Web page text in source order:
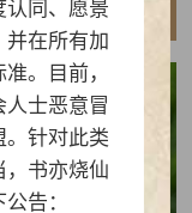
认同、愿景
并在所有加
。目前，
人士恶意冒
。针对此类
，书亦烧仙
告：